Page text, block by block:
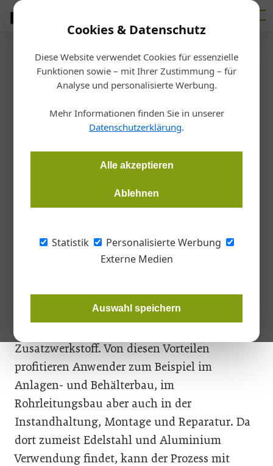
Cookies & Datenschutz
Diese Website verwendet Cookies für essenzielle
Funktionen sowie – mit Ihrer Zustimmung – für
Analyse und personalisierte Werbung.
Mehr Informationen finden Sie in unserer
Datenschutzerklärung.
Alle akzeptieren
Ablehnen
Statistik
Personalisierte Werbung
Externe Medien
Auswahl speichern
Startseite/ Fertigen
WIG-Schweißen leicht
gemacht
Handschweißen. Die neue „TransTig 170/210“ von Fronius
wiegt nur 10 kg und bietet viele Funktionen.
Die Vorteile des Wolfram Inertgas Schweißens
(WIG) sind Sauberkeit und hohe
sich für alle Metalle, dünne Bleche,
Zwangspositionen und das Wurzelschweißen.
Zusatzwerkstoff. Von diesen Vorteilen
profitieren Anwender zum Beispiel im
Anlagen- und Behälterbau, im
Rohrleitungsbau aber auch in der
Instandhaltung, Montage und Reparatur. Da
dort zumeist Edelstahl und Aluminium
Verwendung findet, kann der Prozess mit